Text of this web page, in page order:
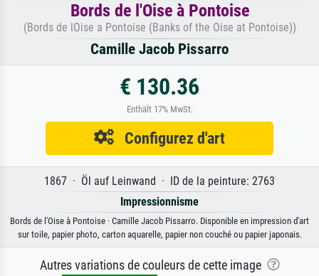
Bords de l'Oise à Pontoise
(Bords de lOise a Pontoise (Banks of the Oise at Pontoise))
Camille Jacob Pissarro
€ 130.36
Enthält 17% MwSt.
Configurez d'art
1867 · Öl auf Leinwand · ID de la peinture: 2763
Impressionnisme
Bords de l'Oise à Pontoise · Camille Jacob Pissarro. Disponible en impression d'art
sur toile, papier photo, carton aquarelle, papier non couché ou papier japonais.
Autres variations de couleurs de cette image